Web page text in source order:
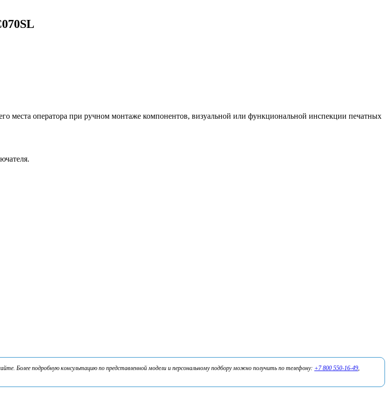
места оператора при ручном монтаже компонентов, визуальной или функциональной инспекции печатных
Более подробную консультацию по представленной модели и персональному подбору можно получить по телефону: +7 800 550-16-49,